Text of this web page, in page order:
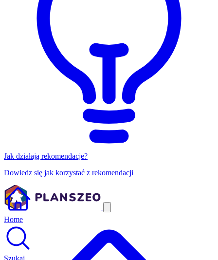
Jak działają rekomendacje?
Dowiedz się jak korzystać z rekomendacji
Home
Szukaj